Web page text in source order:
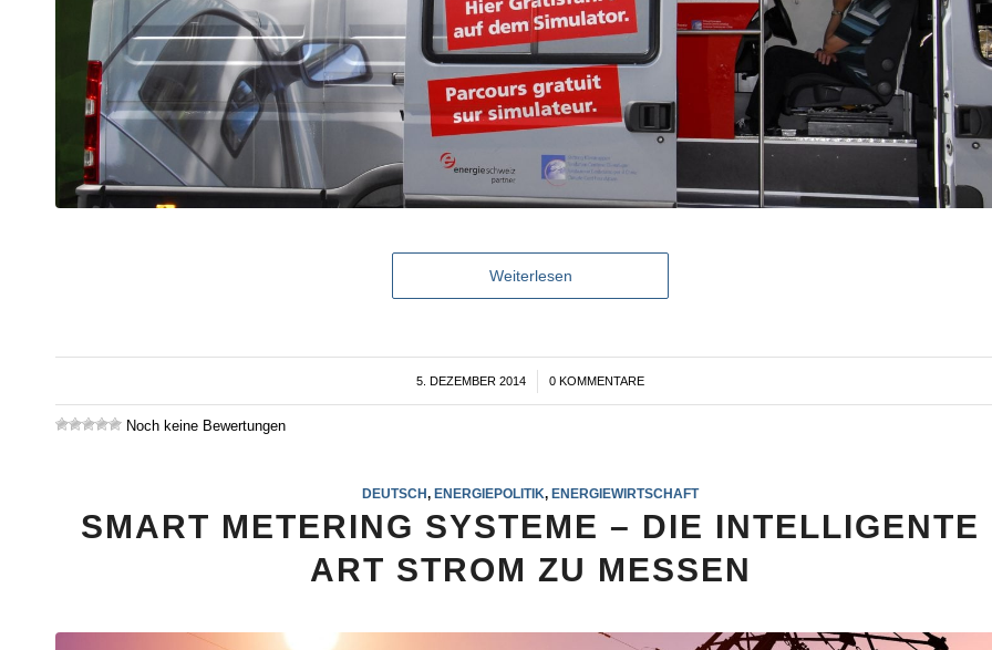
Weiterlesen
5. DEZEMBER 2014
/ 0 KOMMENTARE
Noch keine Bewertungen
DEUTSCH, ENERGIEPOLITIK, ENERGIEWIRTSCHAFT
SMART METERING SYSTEME – DIE INTELLIGENTE
ART STROM ZU MESSEN